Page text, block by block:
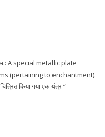
A special metallic plate
(pertaining to enchantment).
किया गया एक यंत्र “